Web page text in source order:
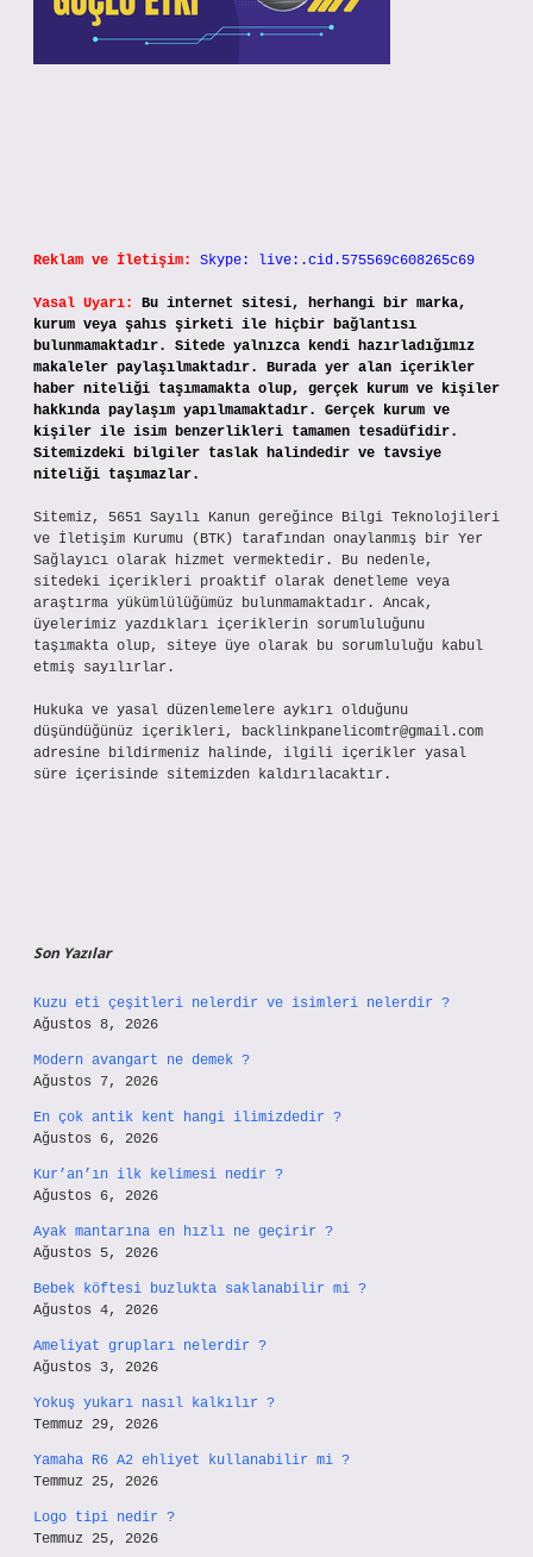
Reklam ve İletişim: Skype: live:.cid.575569c608265c69
Yasal Uyarı:
Bu internet sitesi, herhangi bir marka,
kurum veya şahıs şirketi ile hiçbir bağlantısı
bulunmamaktadır. Sitede yalnızca kendi hazırladığımız
makaleler paylaşılmaktadır. Burada yer alan içerikler
haber niteliği taşımamakta olup, gerçek kurum ve kişiler
hakkında paylaşım yapılmamaktadır. Gerçek kurum ve
kişiler ile isim benzerlikleri tamamen tesadüfidir.
Sitemizdeki bilgiler taslak halindedir ve tavsiye
niteliği taşımazlar.
Sitemiz, 5651 Sayılı Kanun gereğince Bilgi Teknolojileri
ve İletişim Kurumu (BTK) tarafından onaylanmış bir Yer
Sağlayıcı olarak hizmet vermektedir. Bu nedenle,
sitedeki içerikleri proaktif olarak denetleme veya
araştırma yükümlülüğümüz bulunmamaktadır. Ancak,
üyelerimiz yazdıkları içeriklerin sorumluluğunu
taşımakta olup, siteye üye olarak bu sorumluluğu kabul
etmiş sayılırlar.
Hukuka ve yasal düzenlemelere aykırı olduğunu
düşündüğünüz içerikleri, backlinkpanelicomtr@gmail.com
adresine bildirmeniz halinde, ilgili içerikler yasal
süre içerisinde sitemizden kaldırılacaktır.
Son Yazılar
Kuzu eti çeşitleri nelerdir ve isimleri nelerdir ?
Ağustos 8, 2026
Modern avangart ne demek ?
Ağustos 7, 2026
En çok antik kent hangi ilimizdedir ?
Ağustos 6, 2026
Kur’an’ın ilk kelimesi nedir ?
Ağustos 6, 2026
Ayak mantarına en hızlı ne geçirir ?
Ağustos 5, 2026
Bebek köftesi buzlukta saklanabilir mi ?
Ağustos 4, 2026
Ameliyat grupları nelerdir ?
Ağustos 3, 2026
Yokuş yukarı nasıl kalkılır ?
Temmuz 29, 2026
Yamaha R6 A2 ehliyet kullanabilir mi ?
Temmuz 25, 2026
Logo tipi nedir ?
Temmuz 25, 2026